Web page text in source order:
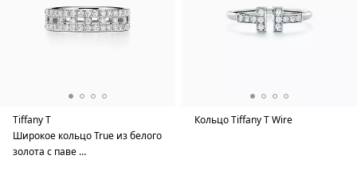
Tiffany T
Широкое кольцо True из белого
золота с паве …
Кольцо Tiffany T Wire